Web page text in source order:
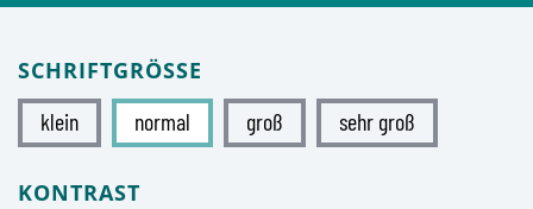
SCHRIFTGRÖSSE
klein
normal groß sehr groß
KONTRAST